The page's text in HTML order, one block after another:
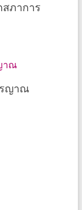
ภาการ
ญาณ